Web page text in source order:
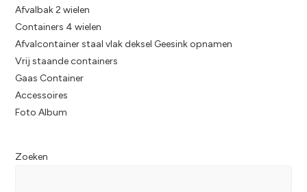
Afvalbak 2 wielen
Containers 4 wielen
Afvalcontainer staal vlak deksel Geesink opnamen
Vrij staande containers
Gaas Container
Accessoires
Foto Album
Zoeken